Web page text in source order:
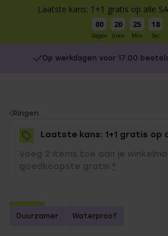
Laatste kans: 1+1 gratis op alle
00
Dagen
20
Uren
25
Min
18
Sec
Op werkdagen voor 17:00
You
are
here:
Ringen
Laatste kans: 1+1 gratis op
Voeg 2 items toe aan je
goedkoopste gratis. *
-70%
Duurzamer Waterproof